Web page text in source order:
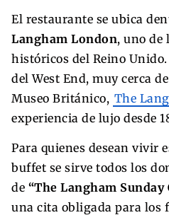
El restaurante se ubica
Langham London, uno de
históricos del Reino
del West End, muy cerca
Museo Británico, The
experiencia de lujo desde
Para quienes desean vivir
buffet se sirve todos los
de “The Langham
una cita obligada para los